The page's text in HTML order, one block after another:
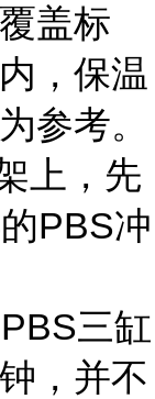
盖标
，保温
参考。
上，先
PBS冲
三缸
，并不